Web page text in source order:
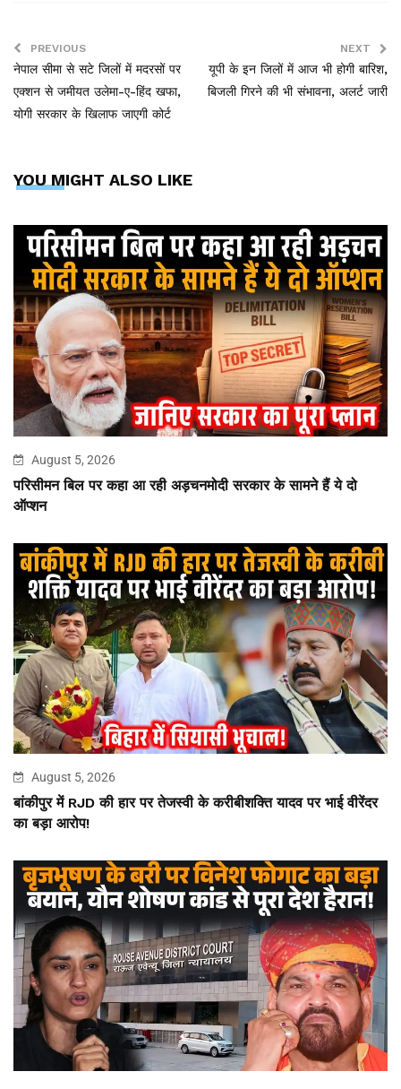
PREVIOUS
नेपाल सीमा से सटे जिलों में मदरसों पर
एक्शन से जमीयत उलेमा-ए-हिंद खफा,
योगी सरकार के खिलाफ जाएगी कोर्ट
NEXT
यूपी के इन जिलों में आज भी होगी बारिश,
बिजली गिरने की भी संभावना, अलर्ट जारी
YOU MIGHT ALSO LIKE
August 5, 2026
परिसीमन बिल पर कहा आ रही अड़चनमोदी सरकार के सामने हैं ये दो
ऑप्शन
August 5, 2026
बांकीपुर में RJD की हार पर तेजस्वी के करीबीशक्ति यादव पर भाई वीरेंदर
का बड़ा आरोप!